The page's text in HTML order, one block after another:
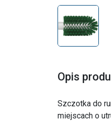
Opis
Szczotka do
miejscach o